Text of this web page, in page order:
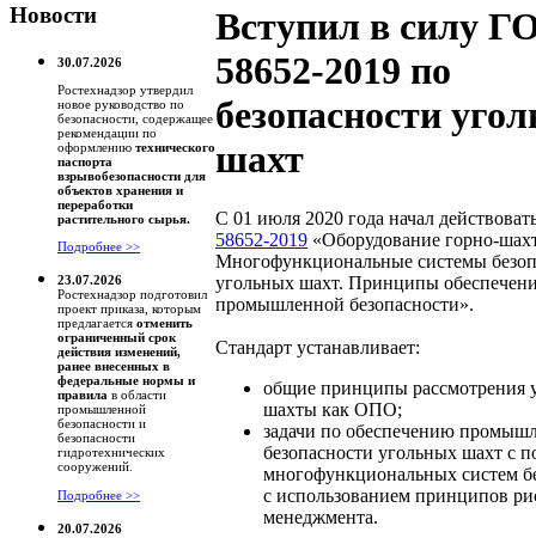
Новости
30.07.2026
Ростехнадзор утвердил
новое руководство по
безопасности, содержащее
рекомендации по
оформлению технического
паспорта
взрывобезопасности для
объектов хранения и
переработки
растительного сырья.
Подробнее >>
23.07.2026
Ростехнадзор подготовил
проект приказа, которым
предлагается отменить
ограниченный срок
действия изменений,
ранее внесенных в
федеральные нормы и
правила в области
промышленной
безопасности и
безопасности
гидротехнических
сооружений.
Подробнее >>
20.07.2026
Вступил в силу
58652-2019 по
безопасности
шахт
С 01 июля 2020 года начал
58652-2019 «Оборудование горно-
Многофункциональные системы
угольных шахт. Принципы
промышленной безопасности».
Стандарт устанавливает:
общие принципы рассмотрения
шахты как ОПО;
задачи по обеспечению
безопасности угольных шахт с
многофункциональных систем
с использованием принципов
менеджмента.